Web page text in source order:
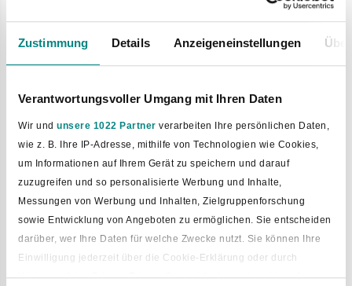
Zustimmung Details Anzeigeneinstellungen
Verantwortungsvoller Umgang mit Ihren Daten
Wir und unsere 1022 Partner verarbeiten Ihre persönlichen Daten,
wie z. B. Ihre IP-Adresse, mithilfe von Technologien wie Cookies,
um Informationen auf Ihrem Gerät zu speichern und darauf
zuzugreifen und so personalisierte Werbung und Inhalte,
Messungen von Werbung und Inhalten, Zielgruppenforschung
sowie Entwicklung von Angeboten zu ermöglichen. Sie entscheiden
darüber, wer Ihre Daten für welche Zwecke nutzt. Sie können Ihre
Einwilligung jederzeit über die Cookie-Erklärung oder durch
Klicken auf das Privacy Trigger Symbol ändern oder widerrufen
Bild vergrößern